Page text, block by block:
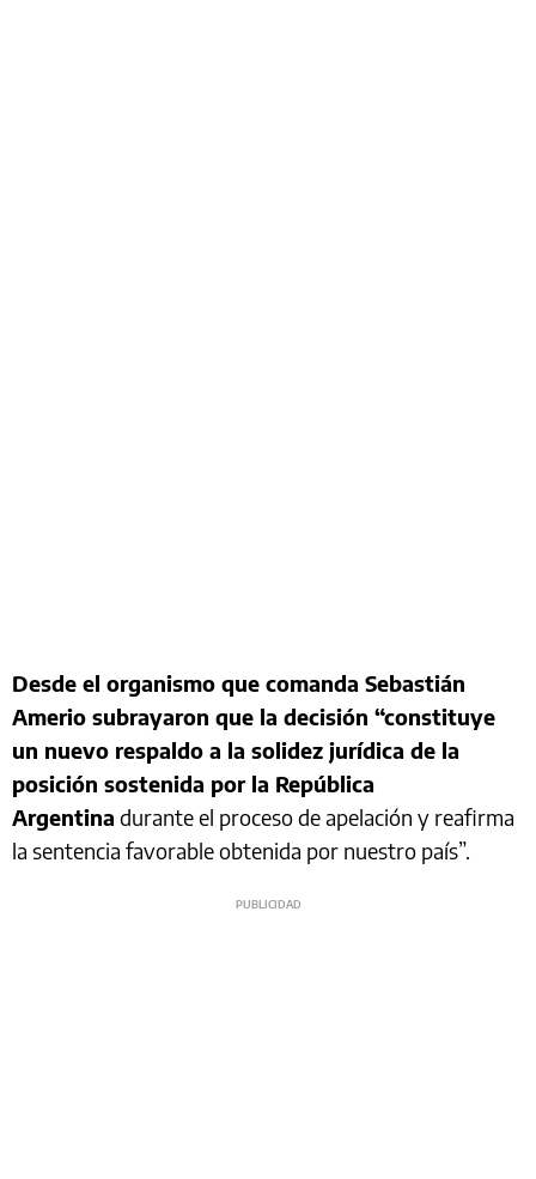
Desde el organismo que comanda Sebastián
Amerio subrayaron que la decisión “constituye
un nuevo respaldo a la solidez jurídica de la
posición sostenida por la República
Argentina durante el proceso de apelación y reafirma
la sentencia favorable obtenida por nuestro país”.